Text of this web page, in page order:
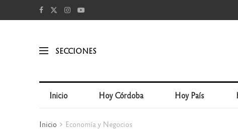
SECCIONES
Inicio Hoy Córdoba Hoy País
Inicio Economía y Negocios